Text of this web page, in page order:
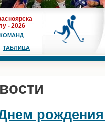
- 2026
ТАБЛИЦА